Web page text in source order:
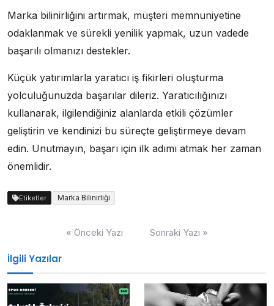
Marka bilinirliğini artırmak, müşteri memnuniyetine
odaklanmak ve sürekli yenilik yapmak, uzun vadede
başarılı olmanızı destekler.
Küçük yatırımlarla yaratıcı iş fikirleri oluşturma
yolculuğunuzda başarılar dileriz. Yaratıcılığınızı
kullanarak, ilgilendiğiniz alanlarda etkili çözümler
geliştirin ve kendinizi bu süreçte geliştirmeye devam
edin. Unutmayın, başarı için ilk adımı atmak her zaman
önemlidir.
Etiketler Marka Bilinirliği
« Önceki Yazı Sonraki Yazı »
İlgili Yazılar